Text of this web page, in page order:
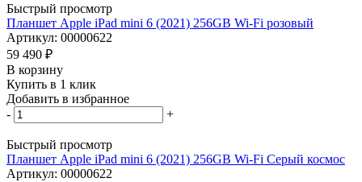
Быстрый просмотр
Планшет Apple iPad mini 6 (2021) 256GB Wi-Fi розовый
Артикул: 00000622
59 490 ₽
В корзину
Купить в 1 клик
Добавить в избранное
-
+
Быстрый просмотр
Планшет Apple iPad mini 6 (2021) 256GB Wi-Fi Серый космос
Артикул: 00000622